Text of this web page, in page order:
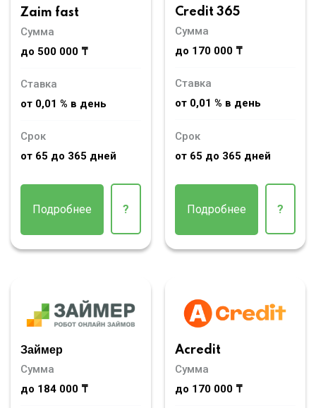
Zaim fast
Сумма
до 500 000 ₸
Ставка
от 0,01 % в день
Срок
от 65 до 365 дней
Подробнее ?
Credit 365
Сумма
до 170 000 ₸
Ставка
от 0,01 % в день
Срок
от 65 до 365 дней
Подробнее ?
Займер
Сумма
до 184 000 ₸
Acredit
Сумма
до 170 000 ₸